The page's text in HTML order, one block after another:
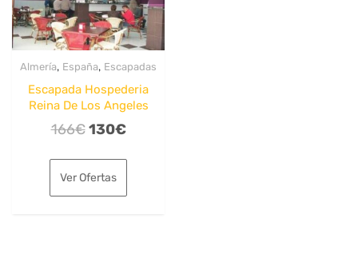
Almería, España, Escapadas
Escapada Hospederia
Reina De Los Angeles
166€ El
original
era:
130€El
es:
Ver Ofertas